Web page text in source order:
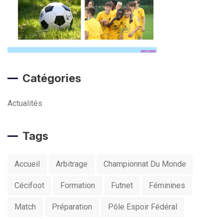
Catégories
Actualités
Tags
Accueil Arbitrage Championnat Du Monde
Cécifoot Formation Futnet Féminines
Match Préparation Pôle Espoir Fédéral